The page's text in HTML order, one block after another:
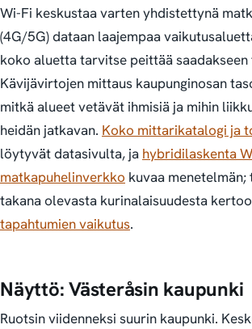
Wi-Fi keskustaa varten yhdistettynä
(4G/5G) dataan laajempaa
koko aluetta tarvitse peittää saadakseen
Kävijävirtojen mittaus kaupunginosan
mitkä alueet vetävät ihmisiä ja mihin
heidän jatkavan. Koko mittarikatalogi ja
löytyvät datasivulta, ja hybridilaskenta
matkapuhelinverkko kuvaa
takana olevasta kurinalaisuudesta kertoo
tapahtumien vaikutus.
Näyttö: Västeråsin kaupunki
Ruotsin viidenneksi suurin kaupunki.